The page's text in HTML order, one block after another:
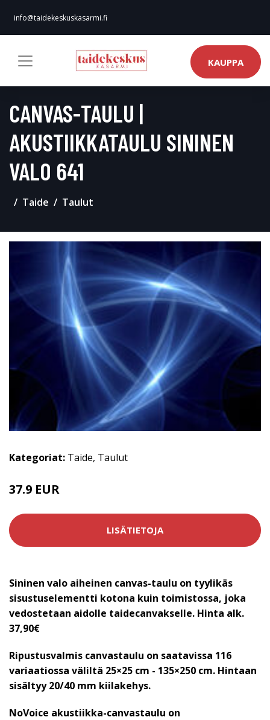
info@taidekeskuskasarmi.fi
KAUPPA
CANVAS-TAULU |
AKUSTIIKKATAULU SININEN
VALO 641
Taide Taulut
Kategoriat: Taide, Taulut
37.9 EUR
LISÄTIETOJA
Sininen valo aiheinen canvas-taulu on tyylikäs
sisustuselementti kotona kuin toimistossa, joka
vedostetaan aidolle taidecanvakselle. Hinta alk.
37,90€
Ripustusvalmis canvastaulu on saatavissa 116
variaatiossa väliltä 25×25 cm - 135×250 cm. Hintaan
sisältyy 20/40 mm kiilakehys.
NoVoice akustiikka-canvastaulu on